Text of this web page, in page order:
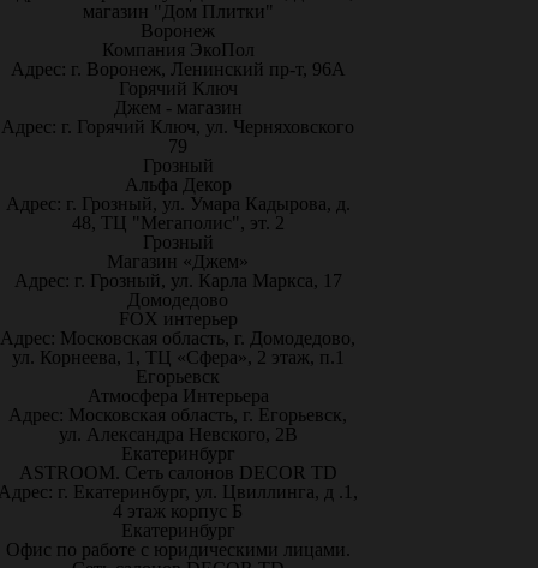
магазин "Дом Плитки"
Воронеж
Компания ЭкоПол
Адрес: г. Воронеж, Ленинский пр-т, 96А
Горячий Ключ
Джем - магазин
Адрес: г. Горячий Ключ, ул. Черняховского
79
Грозный
Альфа Декор
Адрес: г. Грозный, ул. Умара Кадырова, д.
48, ТЦ "Мегаполис", эт. 2
Грозный
Магазин «Джем»
Адрес: г. Грозный, ул. Карла Маркса, 17
Домодедово
FOX интерьер
Адрес: Московская область, г. Домодедово,
ул. Корнеева, 1, ТЦ «Сфера», 2 этаж, п.1
Егорьевск
Атмосфера Интерьера
Адрес: Московская область, г. Егорьевск,
ул. Александра Невского, 2В
Екатеринбург
ASTROOM. Сеть салонов DECOR TD
г. Екатеринбург, ул. Цвиллинга, д .1,
4 этаж корпус Б
Екатеринбург
Офис по работе с юридическими лицами.